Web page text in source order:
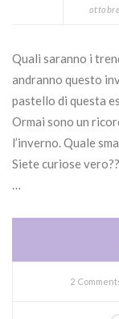
Quali saranno i
andranno questo
pastello di questa
Ormai sono un
l’inverno. Quale
Siete curiose
…
2